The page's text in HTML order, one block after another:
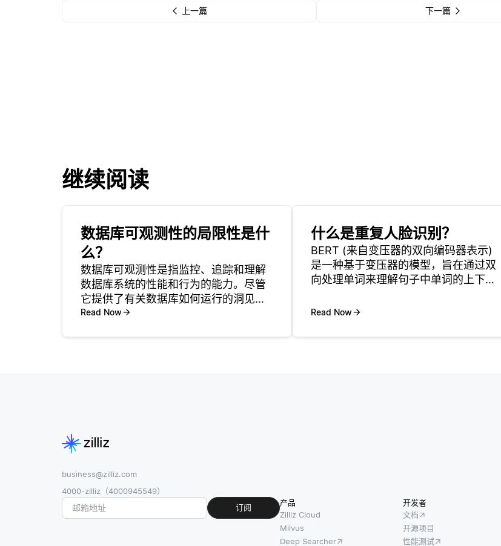
上一篇 下一篇
继续阅读
数据库可观测性的局限性是什
么？
数据库可观测性是指监控、追踪和理解
数据库系统的性能和行为的能力。尽管
它提供了有关数据库如何运行的洞见，
但开发人员和技术专业人员应该意识到
Read Now
什么是重复人脸识别？
BERT (来自变压器的双向编码器表示)
是一种基于变压器的模型，旨在通过双
向处理单词来理解句子中单词的上下
取文本的传统语言模型不同，BERT同时
Read Now
business@zilliz.com
4000-zilliz（4000945549）
订阅
产品
Zilliz Cloud
Milvus
Deep Searcher
开发者
文档
开源项目
性能测试